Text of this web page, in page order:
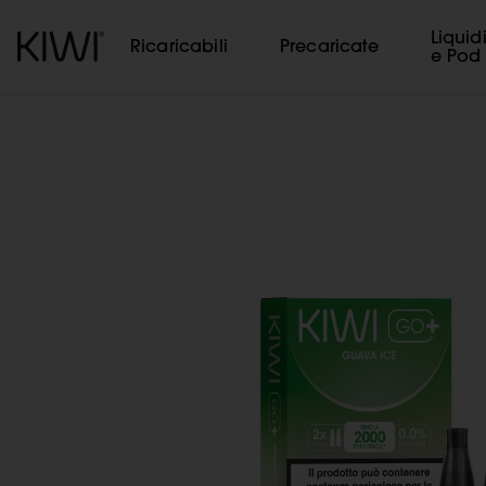
Ricaricabili Precaricate
Liquidi
e Pod